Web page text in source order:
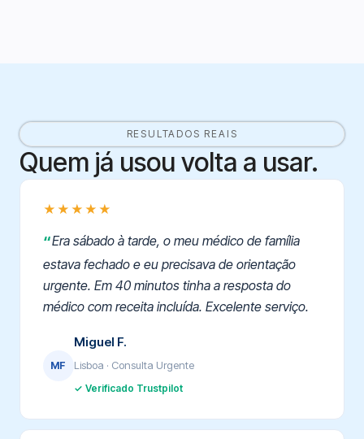
RESULTADOS REAIS
Quem já usou volta a usar.
★★★★★
Era sábado à tarde, o meu médico de família
estava fechado e eu precisava de orientação
urgente. Em 40 minutos tinha a resposta do
médico com receita incluída. Excelente serviço.
MF
Miguel F.
Lisboa · Consulta Urgente
✓ Verificado Trustpilot